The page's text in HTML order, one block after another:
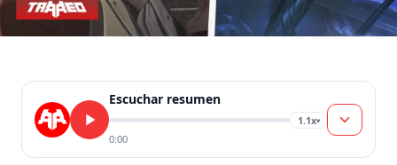
Escuchar resumen
1.1x▾
0:00